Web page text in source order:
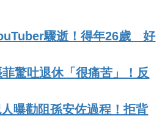
驟逝！得年26歲 好
驚吐退休「很痛苦」！反
曝勸阻孫安佐過程！拒背